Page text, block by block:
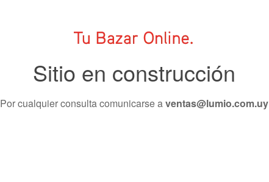
Sitio en construcción
Por cualquier consulta comunicarse aventas@lumio.com.uy